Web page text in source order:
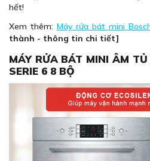
hết!
Xem thêm: Máy rửa bát mini
thành - thông tin chi tiết]
MÁY RỬA BÁT MINI ÂM TỦ
SERIE 6 8 BỘ